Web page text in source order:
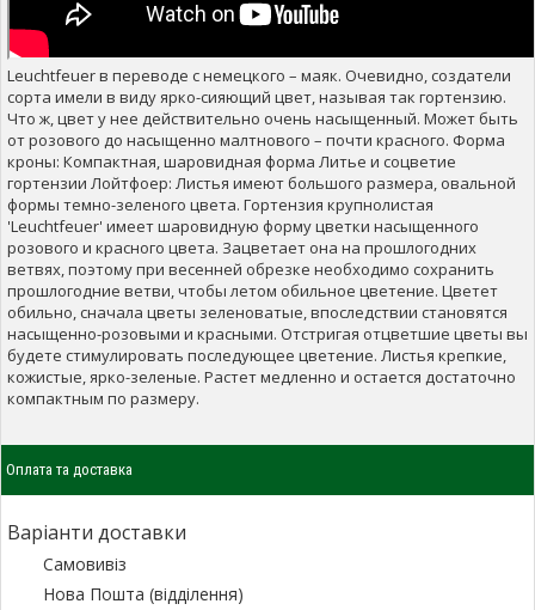
Leuchtfeuer в переводе с немецкого – маяк. Очевидно, создатели
сорта имели в виду ярко-сияющий цвет, называя так гортензию.
Что ж, цвет у нее действительно очень насыщенный. Может быть
от розового до насыщенно малтнового – почти красного. Форма
кроны: Компактная, шаровидная форма Литье и соцветие
гортензии Лойтфоер: Листья имеют большого размера, овальной
формы темно-зеленого цвета. Гортензия крупнолистая
'Leuchtfeuer' имеет шаровидную форму цветки насыщенного
розового и красного цвета. Зацветает она на прошлогодних
ветвях, поэтому при весенней обрезке необходимо сохранить
прошлогодние ветви, чтобы летом обильное цветение. Цветет
обильно, сначала цветы зеленоватые, впоследствии становятся
насыщенно-розовыми и красными. Отстригая отцветшие цветы вы
будете стимулировать последующее цветение. Листья крепкие,
кожистые, ярко-зеленые. Растет медленно и остается достаточно
компактным по размеру.
Оплата та доставка
Варіанти доставки
Самовивіз
Нова Пошта (відділення)